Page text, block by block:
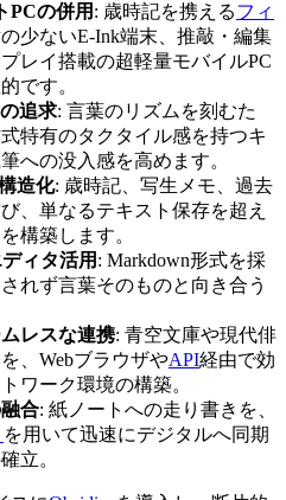
PCの併用 : 歳時記を携えるフィ
少ないE-Ink端末、推敲・編集
レイ搭載の超軽量モバイルPC
です。
追求: 言葉のリズムを刻むた
特有のタクタイル感を持つキ
への没入感を高めます。
造化: 歳時記、写生メモ、過去
、単なるテキスト保存を超え
構築します。
ィタ活用 : Markdown形式を採
れず言葉そのものと向き合う
レスな連携: 青空文庫や現代俳
、WebブラウザやAPI経由で効
ワーク環境の構築。
合: 紙ノートへの走り書きを、
を用いて迅速にデジタルへ同期
立。